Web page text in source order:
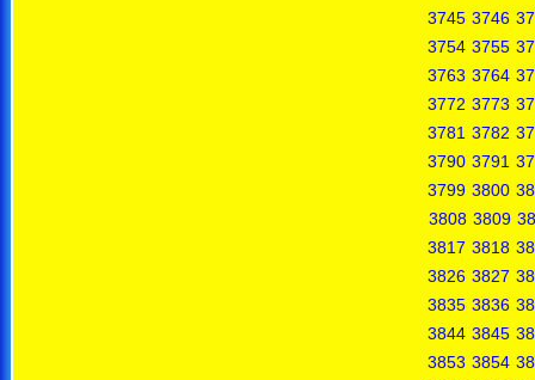
3745 3746
3754 3755
3763 3764
3772 3773
3781 3782
3790 3791
3799 3800
3808 3809
3817 3818
3826 3827
3835 3836
3844 3845
3853 3854